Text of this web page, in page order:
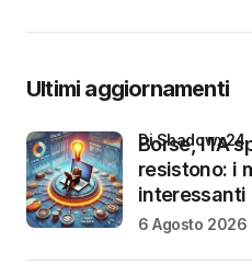
Ultimi aggiornamenti
Borse, l’IA
resistono: i
interessanti
di Shadowx24
6 Agosto 2026